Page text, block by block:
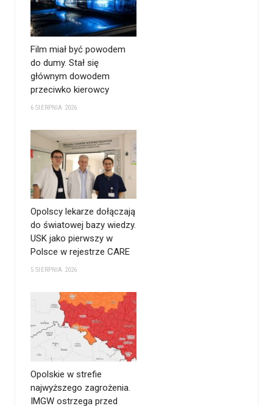
Film miał być powodem
do dumy. Stał się
głównym dowodem
przeciwko kierowcy
6 SIERPNIA 2026
Opolscy lekarze dołączają
do światowej bazy wiedzy.
USK jako pierwszy w
Polsce w rejestrze CARE
5 SIERPNIA 2026
Opolskie w strefie
najwyższego zagrożenia.
IMGW ostrzega przed